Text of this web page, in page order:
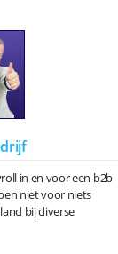
in en voor een b2b
niet voor niets
bij diverse